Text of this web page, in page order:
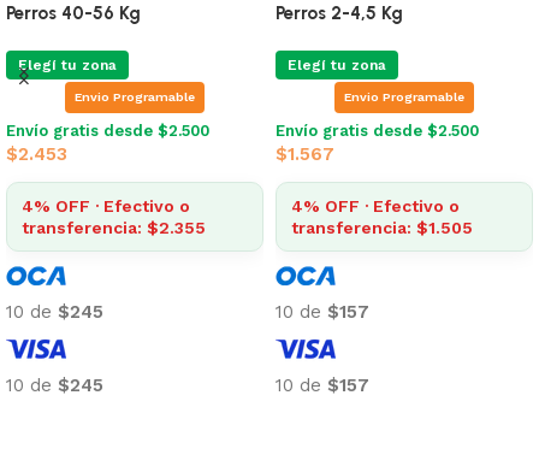
40-56 Kg
tu zona
Envio Programable
gratis desde $2.500
4% OFF · Efectivo o
transferencia: $2.355
de$245
de$245
Perros 2-4,5 Kg
Elegí tu zona
Envio Programable
Envío gratis desde $2.500
1.567
4% OFF · Efectivo o
transferencia: $1.505
10 de$157
10 de$157